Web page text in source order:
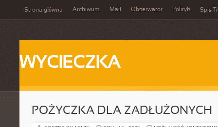
Strona główna Archiwum Mail Obserwator Polityk Spis
WYCIECZKA
POŻYCZKA DLA ZADŁUŻONYCH